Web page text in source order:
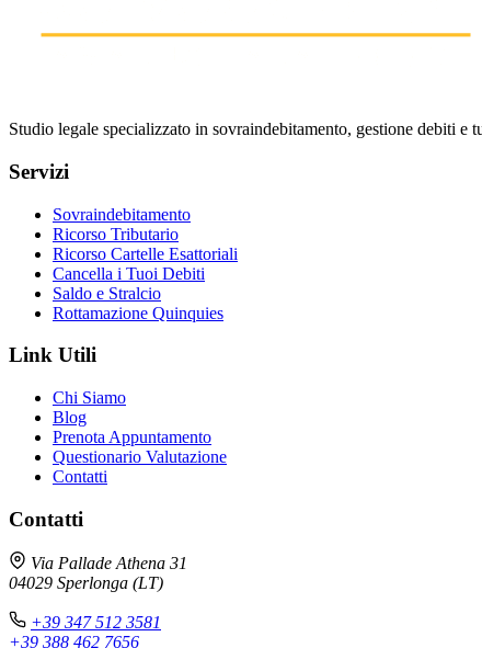
Studio legale specializzato in sovraindebitamento, gestione debiti
Servizi
Sovraindebitamento
Ricorso Tributario
Ricorso Cartelle Esattoriali
Cancella i Tuoi Debiti
Saldo e Stralcio
Rottamazione Quinquies
Link Utili
Chi Siamo
Blog
Prenota Appuntamento
Questionario Valutazione
Contatti
Contatti
Via Pallade Athena 31
04029 Sperlonga (LT)
+39 347 512 3581
+39 388 462 7656